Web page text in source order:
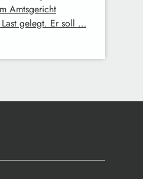
Amtsgericht
gelegt. Er soll …